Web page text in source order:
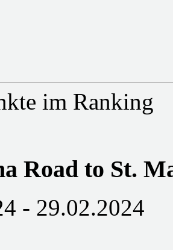
im Ranking
Road to St.
- 29.02.2024